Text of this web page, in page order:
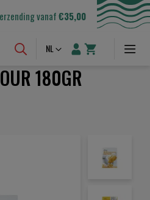
vanaf€35,00
Taal
NL
180GR